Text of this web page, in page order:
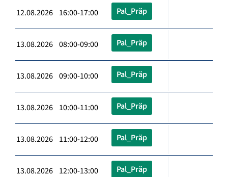
12.08.2026 16:00-17:00 Pal_Präp
13.08.2026 08:00-09:00 Pal_Präp
13.08.2026 09:00-10:00 Pal_Präp
13.08.2026 10:00-11:00 Pal_Präp
13.08.2026 11:00-12:00 Pal_Präp
13.08.2026 12:00-13:00 Pal_Präp